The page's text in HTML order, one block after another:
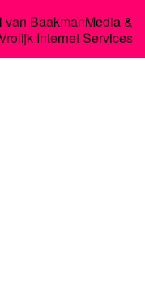
van BaakmanMedia&
Internet Services